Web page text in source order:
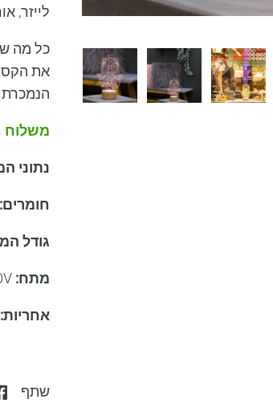
לייזר,
כל מה
את
הנמכרת
משלוח
נתוני
חומרים:
גודל
מתח:
אחריות:
שתף